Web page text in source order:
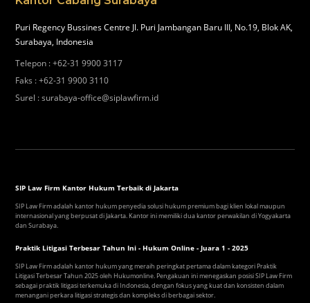
Puri Regency Bussines Centre Jl. Puri Jambangan Baru III, No.19, Blok AK,
Surabaya, Indonesia
Telepon :+62-31 9900 3117
Faks :+62-31 9900 3110
Surel :surabaya-office@siplawfirm.id
SIP Law Firm Kantor Hukum Terbaik di Jakarta
SIP Law Firm adalah kantor hukum penyedia solusi hukum premium bagi klien lokal maupun
internasional yang berpusat di Jakarta. Kantor ini memiliki dua kantor perwakilan di Yogyakarta
dan Surabaya.
Praktik Litigasi Terbesar Tahun Ini - Hukum Online - Juara 1 - 2025
SIP Law Firm adalah kantor hukum yang meraih peringkat pertama dalam kategori Praktik
Litigasi Terbesar Tahun 2025 oleh Hukumonline. Pengakuan ini menegaskan posisi SIP Law Firm
sebagai praktik litigasi terkemuka di Indonesia, dengan fokus yang kuat dan konsisten dalam
menangani perkara litigasi strategis dan kompleks di berbagai sektor.